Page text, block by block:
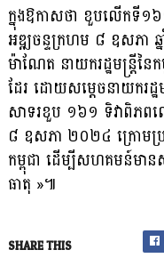
ក្នុងឱកាសថា ខួបលើកទី១
អឌ្ឍចន្ទក្រហម ៨ ឧសភា
ម៉ាណែត នាយករដ្ឋមន្រ្តីនៃ
ដែរ ដោយសម្តេចនាយករដ្
សាទរខួប ១៦១ ទិវាពិភព
៨ ឧសភា ២០២៤ ក្រោមប្រ
កម្ពុជា ​ដើម្បីសហគមន៍មា
ធាតុ »៕
SHARE THIS